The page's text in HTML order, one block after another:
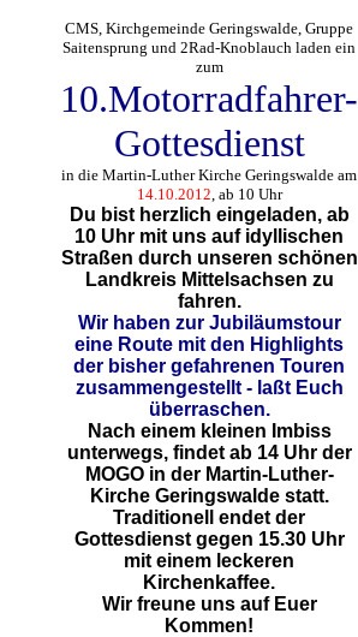
CMS, Kirchgemeinde Geringswalde, Gruppe
Saitensprung und 2Rad-Knoblauch laden ein
zum
10.Motorradfahrer-
Gottesdienst
in die Martin-Luther Kirche Geringswalde am
14.10.2012, ab 10 Uhr
Du bist herzlich eingeladen, ab
10 Uhr mit uns auf idyllischen
Straßen durch unseren schönen
Landkreis Mittelsachsen zu
fahren.
Wir haben zur Jubiläumstour
eine Route mit den Highlights
der bisher gefahrenen Touren
zusammengestellt - laßt Euch
überraschen.
Nach einem kleinen Imbiss
unterwegs, findet ab 14 Uhr der
MOGO in der Martin-Luther-
Kirche Geringswalde statt.
Traditionell endet der
Gottesdienst gegen 15.30Uhr
mit einem leckeren
Kirchenkaffee.
Wir freune uns auf Euer
Kommen!